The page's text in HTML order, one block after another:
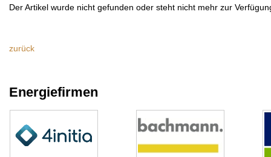
Der Artikel wurde nicht gefunden oder steht nicht mehr zur
zurück
Energiefirmen